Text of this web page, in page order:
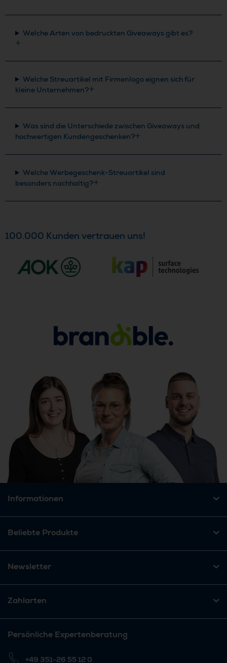
Welche Arten von bedruckten Giveaways gibt es?
Welche Streuartikel mit Firmenlogo eignen sich für
kleine Unternehmen?
Was sind die Unterschiede zwischen Giveaways und
hochwertigen Kundengeschenken?
Welche Werbegeschenk-Streuartikel sind
besonders nachhaltig?
100.000 Kunden vertrauen uns!
Informationen
Beliebte Produkte
Newsletter
Zahlarten
Persönliche Expertenberatung
+49 351-26 55 12 0